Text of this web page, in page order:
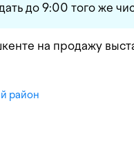
до 9:00 того же
на продажу
район